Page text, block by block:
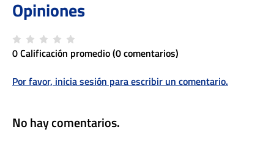
0 Calificación promedio(0 comentarios)
Por favor, inicia sesión para escribir un comentario.
No hay comentarios.